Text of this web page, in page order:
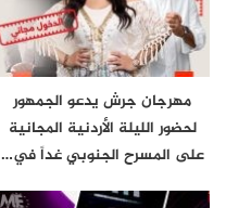
مهرجان جرش يدعو الجمهور
لحضور الليلة الأردنية المجانية
على المسرح الجنوبي غداً في…